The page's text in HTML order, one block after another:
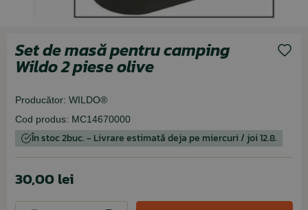
Set de masă pentru camping
Wildo 2 piese olive
Producător: WILDO®
Cod produs: MC14670000
În stoc 2buc. - Livrare estimată deja pe miercuri / joi 12.8.
30,00 lei